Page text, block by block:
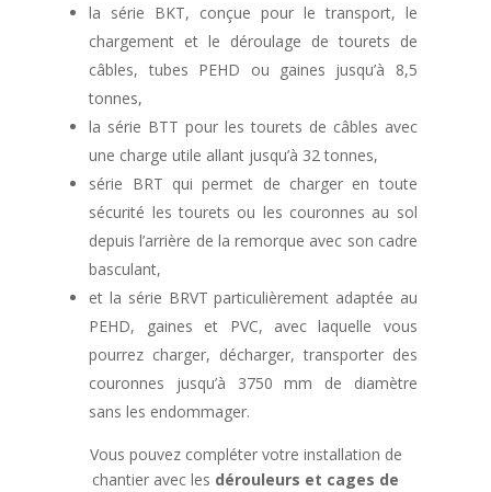
la série BKT, conçue pour le transport, le
chargement et le déroulage de tourets de
câbles, tubes PEHD ou gaines jusqu’à 8,5
tonnes,
la série BTT pour les tourets de câbles avec
une charge utile allant jusqu’à 32 tonnes,
série BRT qui permet de charger en toute
sécurité les tourets ou les couronnes au sol
depuis l’arrière de la remorque avec son cadre
basculant,
et la série BRVT particulièrement adaptée au
PEHD, gaines et PVC, avec laquelle vous
pourrez charger, décharger, transporter des
couronnes jusqu’à 3750 mm de diamètre
sans les endommager.
Vous pouvez compléter votre installation de
chantier avec les dérouleurs et cages de